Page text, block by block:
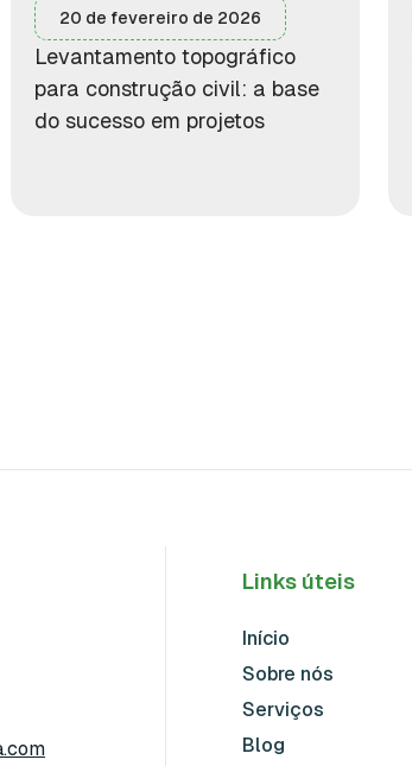
20 de fevereiro de 2026
Levantamento topográfico
para construção civil: a base
do sucesso em projetos
Links úteis
Início
Sobre nós
Serviços
Blog